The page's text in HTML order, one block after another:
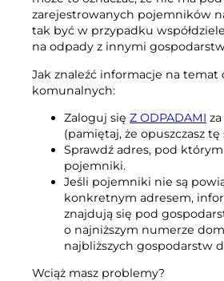
Kompost
Rozbiórka i renowacja
Więcej informacji
Godziny otwarcia
Taryfy za odpady (prywatne)
Link do podstawowych zasad
Przewodnik AT
Przepisy dotyczące odpadów
Skontaktuj się z nami
Oferty pracy
Firma BOFA
zarejestrowanych pojemników
tak być w przypadku
na odpady z innymi
Jak znaleźć informacje na temat
komunalnych:
Zaloguj się Z ODPADAMI
(pamiętaj, że opuszczasz
Sprawdź adres, pod
pojemniki.
Jeśli pojemniki nie są
konkretnym adresem,
znajdują się pod
o najniższym numerze
najbliższych gospodarstw
Wciąż masz problemy?